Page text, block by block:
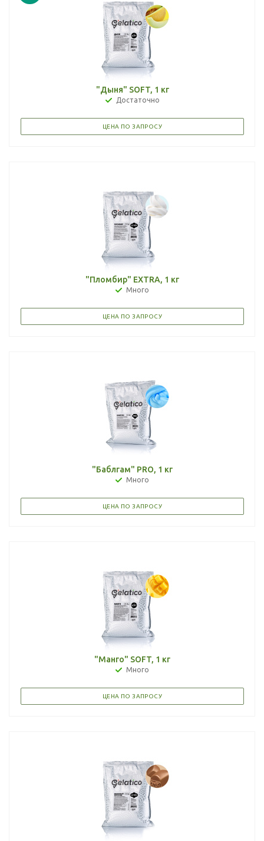
"Дыня" SOFT, 1 кг
Достаточно
ЦЕНА ПО ЗАПРОСУ
"Пломбир" EXTRA, 1 кг
Много
ЦЕНА ПО ЗАПРОСУ
"Баблгам" PRO, 1 кг
Много
ЦЕНА ПО ЗАПРОСУ
"Манго" SOFT, 1 кг
Много
ЦЕНА ПО ЗАПРОСУ